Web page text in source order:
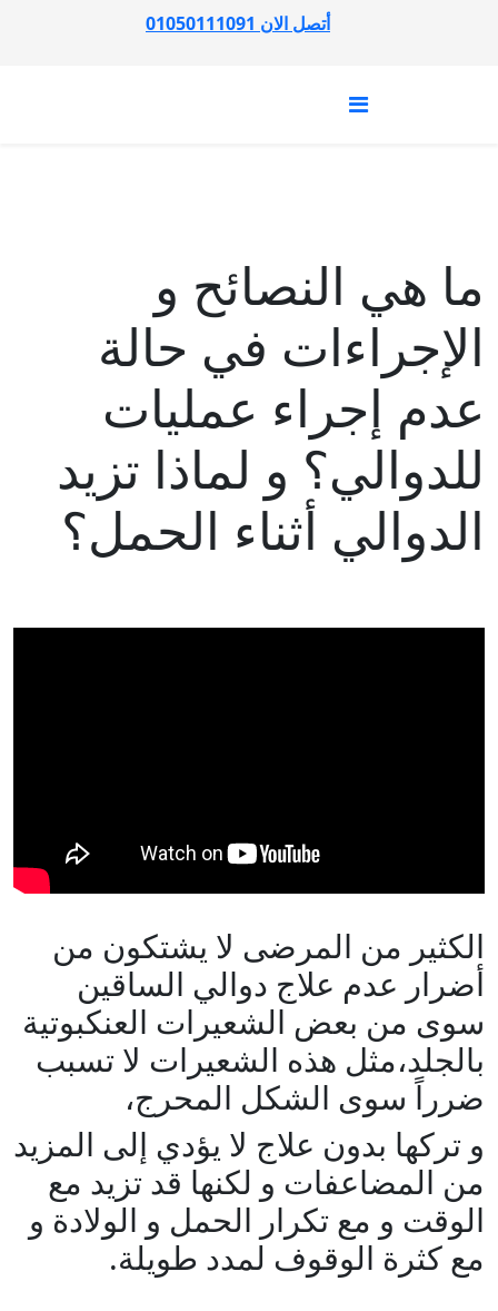
أتصل الان 01050111091
ما هي النصائح و
الإجراءات في حالة
عدم إجراء عمليات
للدوالي؟ و لماذا تزيد
الدوالي أثناء الحمل؟
الكثير من المرضى لا يشتكون من
أضرار عدم علاج دوالي الساقين
سوى من بعض الشعيرات العنكبوتية
بالجلد،مثل هذه الشعيرات لا تسبب
ضرراً سوى الشكل المحرج،
و تركها بدون علاج لا يؤدي إلى المزيد
من المضاعفات و لكنها قد تزيد مع
الوقت و مع تكرار الحمل و الولادة و
مع كثرة الوقوف لمدد طويلة.